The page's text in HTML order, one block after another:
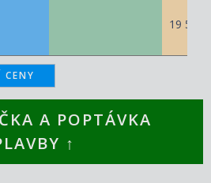
19 580
A POPTÁVKA
↑